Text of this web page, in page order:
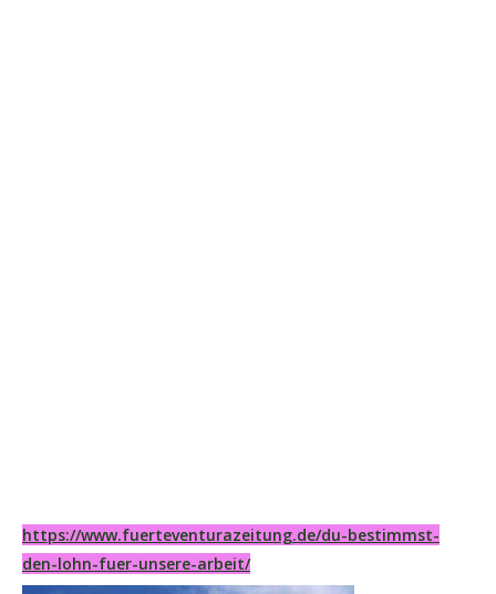
https://www.fuerteventurazeitung.de/du-bestimmst-
den-lohn-fuer-unsere-arbeit/